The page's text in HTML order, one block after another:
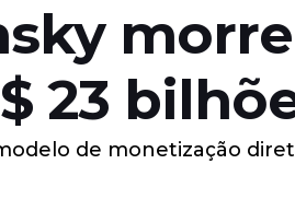
23
de monetização